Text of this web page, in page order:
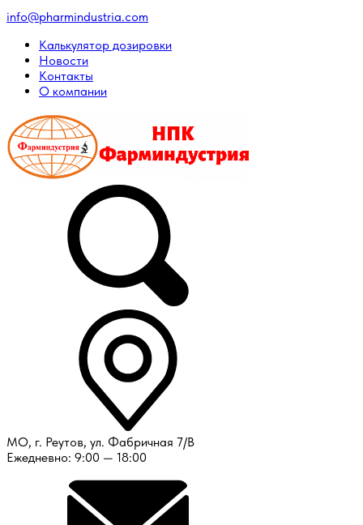
info@pharmindustria.com
Калькулятор дозировки
Новости
Контакты
О компании
МО, г. Реутов, ул. Фабричная 7/В
Ежедневно: 9:00 — 18:00